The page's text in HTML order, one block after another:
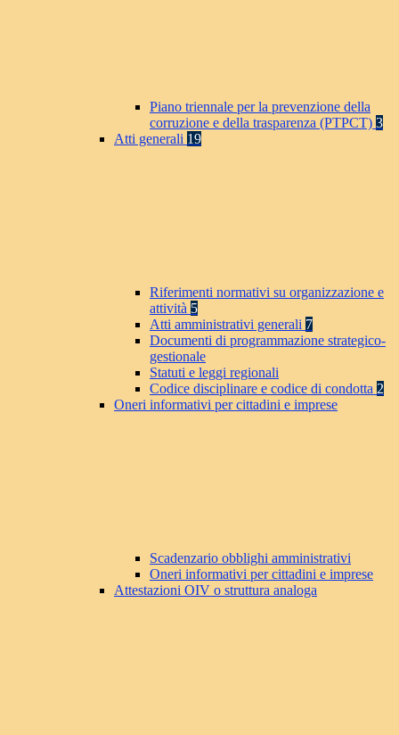
Piano triennale per la prevenzione della
corruzione e della trasparenza (PTPCT) 3
Atti generali 19
Riferimenti normativi su organizzazione e
attività 5
Atti amministrativi generali 7
Documenti di programmazione strategico-
gestionale
Statuti e leggi regionali
Codice disciplinare e codice di condotta 2
Oneri informativi per cittadini e imprese
Scadenzario obblighi amministrativi
Oneri informativi per cittadini e imprese
Attestazioni OIV o struttura analoga